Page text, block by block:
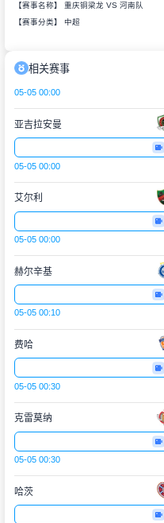
【赛事名称】 重庆铜梁龙 VS 河南队
【赛事分类】 中超
相关赛事
05-05 00:00
亚吉拉安曼
05-05 00:00
艾尔利
05-05 00:00
赫尔辛基
05-05 00:10
费哈
05-05 00:30
克雷莫纳
05-05 00:30
哈茨